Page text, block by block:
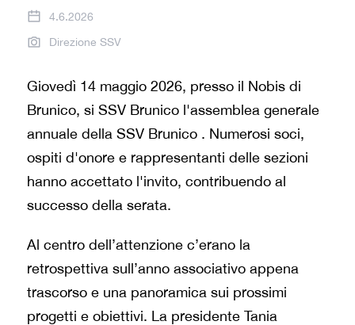
4.6.2026
Direzione SSV
Giovedì 14 maggio 2026, presso il Nobis di
Brunico, si SSV Brunico l'assemblea generale
annuale della SSV Brunico . Numerosi soci,
ospiti d'onore e rappresentanti delle sezioni
hanno accettato l'invito, contribuendo al
successo della serata.
Al centro dell’attenzione c’erano la
retrospettiva sull’anno associativo appena
trascorso e una panoramica sui prossimi
progetti e obiettivi. La presidente Tania